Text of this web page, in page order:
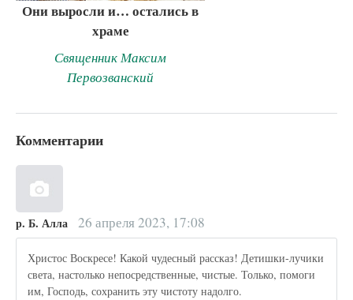
Они выросли и… остались в
храме
Священник Максим
Первозванский
Комментарии
р. Б. Алла 26 апреля 2023, 17:08
Христос Воскресе! Какой чудесный рассказ! Детишки-лучики
света, настолько непосредственные, чистые. Только, помоги
им, Господь, сохранить эту чистоту надолго.